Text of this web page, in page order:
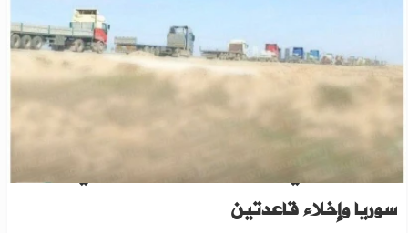
مسؤول أميركي يكشف عن سحب 500 جندي من
سوريا وإخلاء قاعدتين